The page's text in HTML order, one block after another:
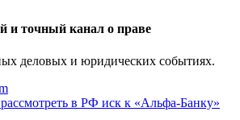
точный канал о праве
деловых и юридических событиях.
в РФ иск к «Альфа-Банку»